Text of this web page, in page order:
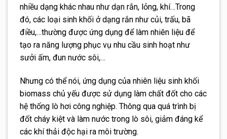
nhiều dạng khác nhau như dạn rắn, lỏng, khí…Trong
đó, các loại sinh khối ở dạng rắn như củi, trấu, bã
điều,…thường được ứng dụng để làm nhiên liệu để
tạo ra năng lượng phục vụ nhu cầu sinh hoạt như
sưởi ấm, đun nước sôi,…
Nhưng có thể nói, ứng dụng của nhiên liệu sinh khối
biomass chủ yếu được sử dụng làm chất đốt cho các
hệ thống lò hơi công nghiệp. Thông qua quá trình bị
đốt cháy kiệt và làm nước trong lò sôi, giảm đáng kể
các khí thải độc hại ra môi trường.